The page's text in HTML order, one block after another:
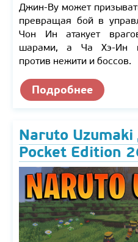
Джин-Ву может
превращая бой в
Чон Ин атакует
шарами, а Ча Хэ-Ин
против нежити и боссов.
Подробнее
Naruto
Pocket Edition